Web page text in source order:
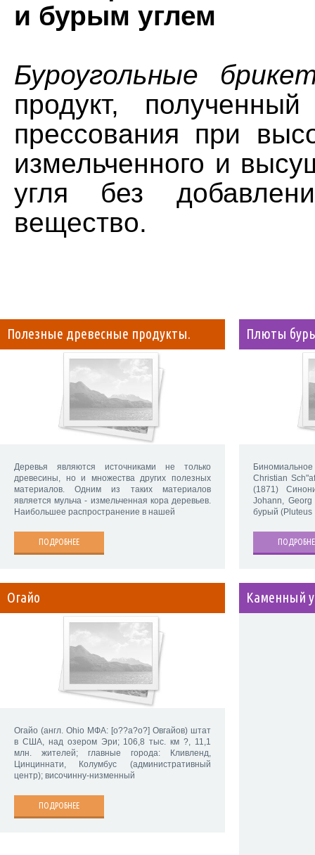
и бурым углем
Буроугольные
продукт,
прессования при
измельченного и
угля без
вещество.
Полезные древесные продукты.
Деревья являются источниками не только
древесины, но и множества других полезных
материалов. Одним из таких материалов
является мульча - измельченная кора деревьев.
Наибольшее распространение в нашей
ПОДРОБНЕЕ
Плюты
Christian
(1871)
Johann,
бурый (Pluteus
Огайо
Огайо (англ. Ohio МФА: [o??a?o?] Овгайов) штат
в США, над озером Эри; 106,8 тыс. км ?, 11,1
млн. жителей; главные города: Кливленд,
Цинциннати, Колумбус (административный
центр); височинну-низменный
ПОДРОБНЕЕ
Каменный